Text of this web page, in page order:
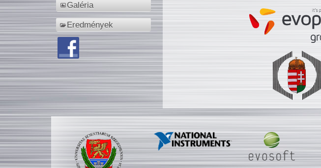
Galéria
Eredmények